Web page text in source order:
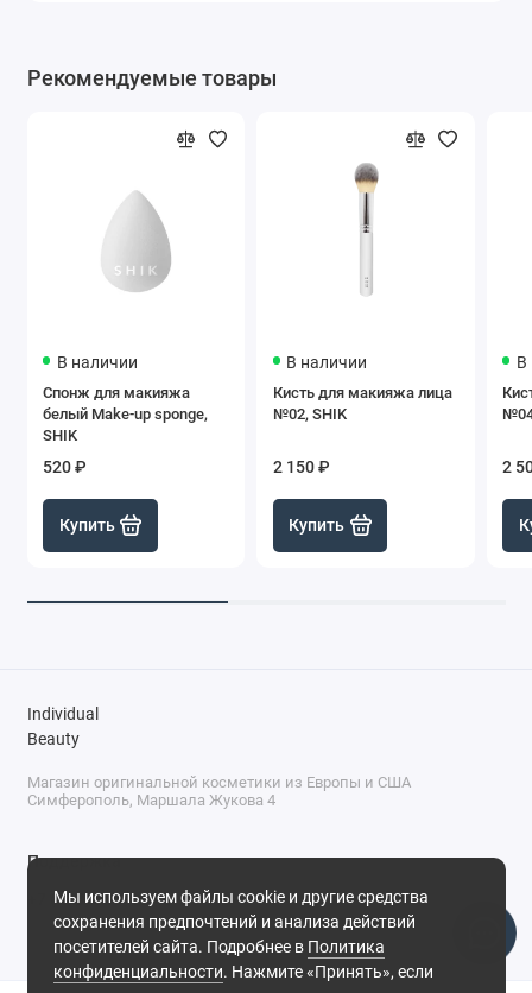
Рекомендуемые товары
В наличии
Спонж для макияжа
белый Make-up sponge,
SHIK
520 ₽
Купить
В наличии
Кисть для макияжа лица
№02, SHIK
2 150 ₽
Купить
В
2
Мы используем файлы cookie и другие средства
сохранения предпочтений и анализа действий
посетителей сайта. Подробнее в Политика
конфиденциальности. Нажмите «Принять», если
Individual
Beauty
Магазин оригинальной косметики из Европы и США
Симферополь, Маршала Жукова 4
Поддержка
+7 (978) 586-46-46
ПН-ПТ: 9:00 - 18:00
Суббота: 9:00 - 17:00
Воскресенье: выходной